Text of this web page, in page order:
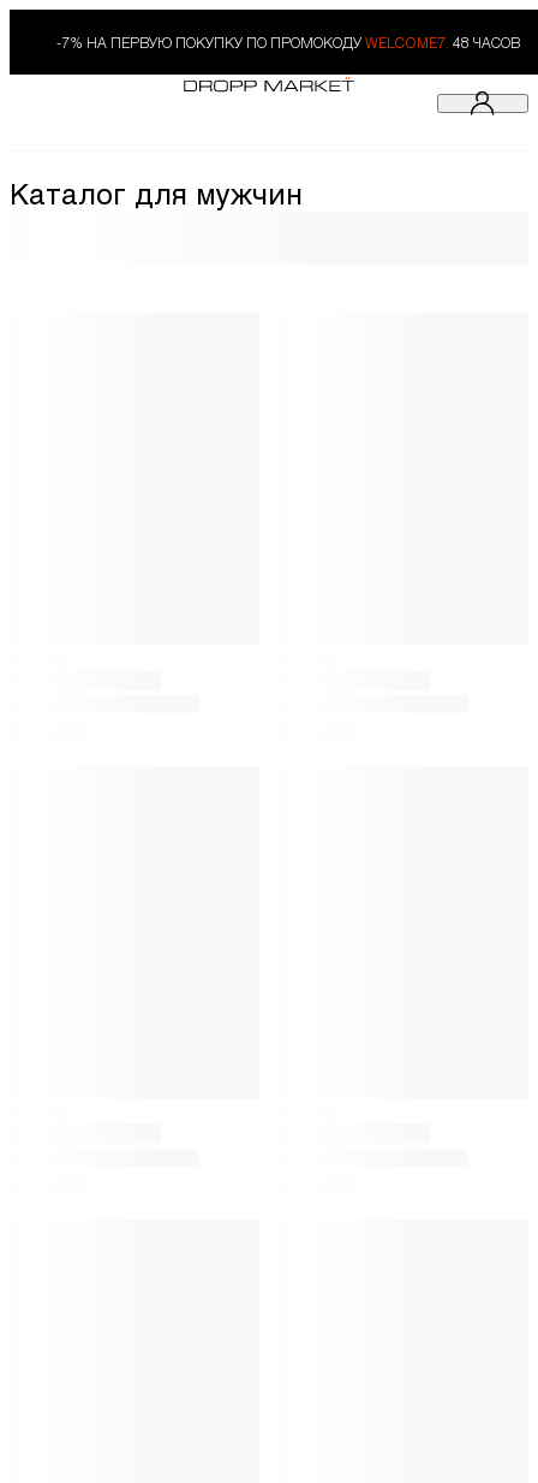
-7% НА ПЕРВУЮ ПОКУПКУ ПО ПРОМОКОДУ WELCOME7. 48 ЧАСОВ
Каталог для мужчин